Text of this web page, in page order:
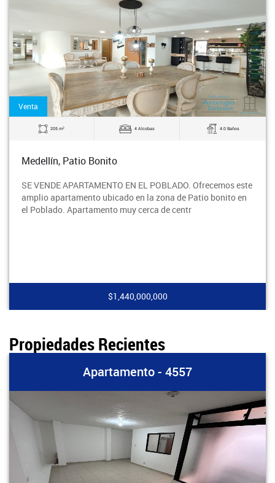
Venta
205 m2 4 Alcobas 4.0 Baños
Medellín, Patio Bonito
SE VENDE APARTAMENTO EN EL POBLADO. Ofrecemos este
amplio apartamento ubicado en la zona de Patio bonito en
el Poblado. Apartamento muy cerca de centr
$1,440,000,000
Propiedades Recientes
Apartamento - 4557